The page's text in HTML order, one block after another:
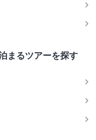
まるツアーを探す